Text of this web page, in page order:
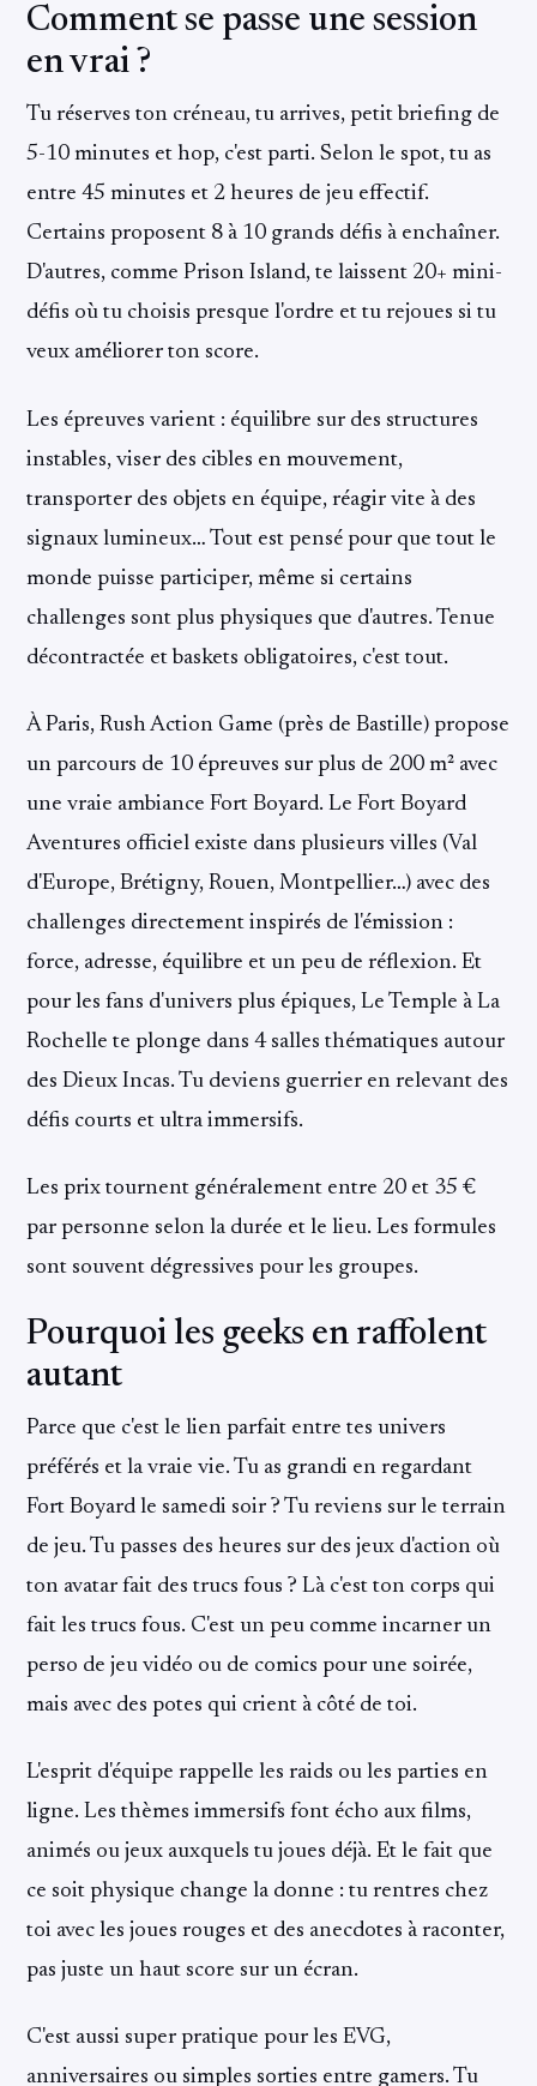
Comment se passe une session
en vrai ?
Tu réserves ton créneau, tu arrives, petit briefing de
5-10 minutes et hop, c'est parti. Selon le spot, tu as
entre 45 minutes et 2 heures de jeu effectif.
Certains proposent 8 à 10 grands défis à enchaîner.
D'autres, comme Prison Island, te laissent 20+ mini-
défis où tu choisis presque l'ordre et tu rejoues si tu
veux améliorer ton score.
Les épreuves varient : équilibre sur des structures
instables, viser des cibles en mouvement,
transporter des objets en équipe, réagir vite à des
signaux lumineux… Tout est pensé pour que tout le
monde puisse participer, même si certains
challenges sont plus physiques que d'autres. Tenue
décontractée et baskets obligatoires, c'est tout.
À Paris, Rush Action Game (près de Bastille) propose
un parcours de 10 épreuves sur plus de 200 m² avec
une vraie ambiance Fort Boyard. Le Fort Boyard
Aventures officiel existe dans plusieurs villes (Val
d'Europe, Brétigny, Rouen, Montpellier…) avec des
challenges directement inspirés de l'émission :
force, adresse, équilibre et un peu de réflexion. Et
pour les fans d'univers plus épiques, Le Temple à La
Rochelle te plonge dans 4 salles thématiques autour
des Dieux Incas. Tu deviens guerrier en relevant des
défis courts et ultra immersifs.
Les prix tournent généralement entre 20 et 35 €
par personne selon la durée et le lieu. Les formules
sont souvent dégressives pour les groupes.
Pourquoi les geeks en raffolent
autant
Parce que c'est le lien parfait entre tes univers
préférés et la vraie vie. Tu as grandi en regardant
Fort Boyard le samedi soir ? Tu reviens sur le terrain
de jeu. Tu passes des heures sur des jeux d'action où
ton avatar fait des trucs fous ? Là c'est ton corps qui
fait les trucs fous. C'est un peu comme incarner un
perso de jeu vidéo ou de comics pour une soirée,
mais avec des potes qui crient à côté de toi.
L'esprit d'équipe rappelle les raids ou les parties en
ligne. Les thèmes immersifs font écho aux films,
animés ou jeux auxquels tu joues déjà. Et le fait que
ce soit physique change la donne : tu rentres chez
toi avec les joues rouges et des anecdotes à raconter,
pas juste un haut score sur un écran.
C'est aussi super pratique pour les EVG,
anniversaires ou simples sorties entre gamers. Tu